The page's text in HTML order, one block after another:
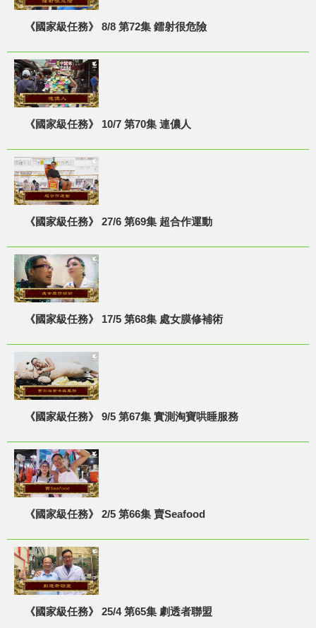
《國家級任務》 8/8 第72集 鐳射很危險
《國家級任務》 10/7 第70集 連儂人
《國家級任務》 27/6 第69集 超合作運動
《國家級任務》 17/5 第68集 處女膜修補術
《國家級任務》 9/5 第67集 實測淘寶哄睡服務
《國家級任務》 2/5 第66集 賣Seafood
《國家級任務》 25/4 第65集 劇透者聯盟